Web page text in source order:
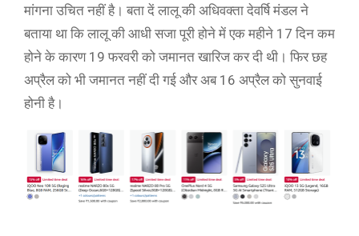
मांगना उचित नहीं है। बता दें लालू की अधिवक्ता देवर्षि मंडल ने
बताया था कि लालू की आधी सजा पूरी होने में एक महीने 17 दिन कम
होने के कारण 19 फरवरी को जमानत खारिज कर दी थी। फिर छह
अप्रैल को भी जमानत नहीं दी गई और अब 16 अप्रैल को सुनवाई
होनी है।